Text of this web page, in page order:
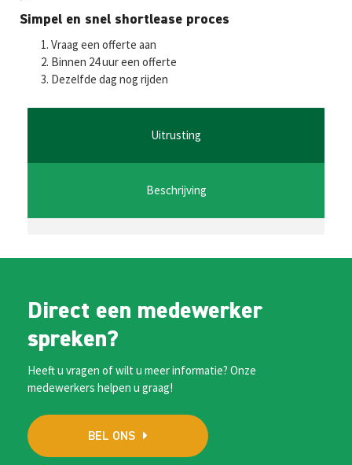
Fa
ce
b
o
o
T
wi
tt
er
E
m
ai
l
W
h
at
sA
p
p
M
se
ge
r
Simpel en snel shortlease proces
Vraag een offerte aan
Binnen 24 uur een offerte
Dezelfde dag nog rijden
Uitrusting
Beschrijving
Direct een medewerker
spreken?
Heeft u vragen of wilt u meer informatie? Onze
medewerkers helpen u graag!
BEL ONS